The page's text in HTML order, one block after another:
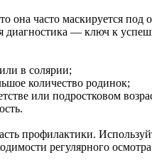
она часто маскируется
диагностика — ключ к
в солярии;
количество родинок;
или подростковом
профилактики.
регулярного